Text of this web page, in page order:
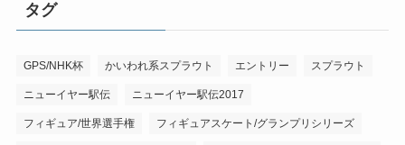
タグ
GPS/NHK杯 かいわれ系スプラウト エントリー スプラウト
ニューイヤー駅伝 ニューイヤー駅伝2017
フィギュア/世界選手権 フィギュアスケート/グランプリシリーズ